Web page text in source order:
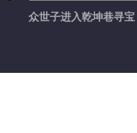
众世子进入乾坤巷寻宝